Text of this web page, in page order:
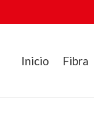
Inicio Fibra